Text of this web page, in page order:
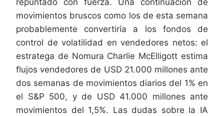
repuntado con fuerza. Una continuación de
movimientos bruscos como los de esta semana
probablemente convertiría a los fondos de
control de volatilidad en vendedores netos: el
estratega de Nomura Charlie McElligott estima
flujos vendedores de USD 21.000 millones ante
dos semanas de movimientos diarios del 1% en
el S&P 500, y de USD 41.000 millones ante
movimientos del 1,5%. Las dudas sobre la IA